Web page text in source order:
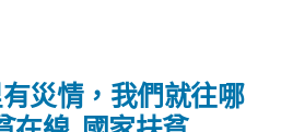
災情，我們就往哪